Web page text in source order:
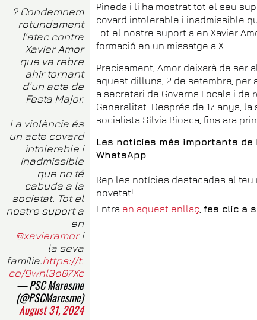
? Condemnem
rotundament
l'atac contra
Xavier Amor
que va rebre
ahir tornant
d'un acte de
Festa Major.
La violència és
un acte covard
intolerable i
inadmissible
que no té
cabuda a la
societat. Tot el
nostre suport a
en
@xavieramori
la seva
família.https://t.
co/9wnl3o07Xc
— PSC Maresme
(@PSCMaresme)
August 31, 2024
Pineda i li ha mostrat tot el seu
covard intolerable i inadmissible
Tot el nostre suport a en Xavier
formació en un missatge a X.
Precisament, Amor deixarà de ser
aquest dilluns, 2 de setembre, per
a secretari de Governs Locals i de
Generalitat. Després de 17 anys,
socialista Sílvia Biosca, fins ara
Les notícies més importants de
WhatsApp
Rep les notícies destacades al
novetat!
Entra en aquest enllaç ,fes clic a